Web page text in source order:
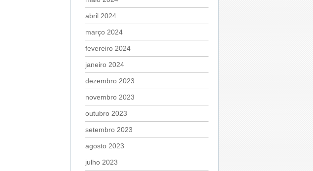
abril 2024
março 2024
fevereiro 2024
janeiro 2024
dezembro 2023
novembro 2023
outubro 2023
setembro 2023
agosto 2023
julho 2023